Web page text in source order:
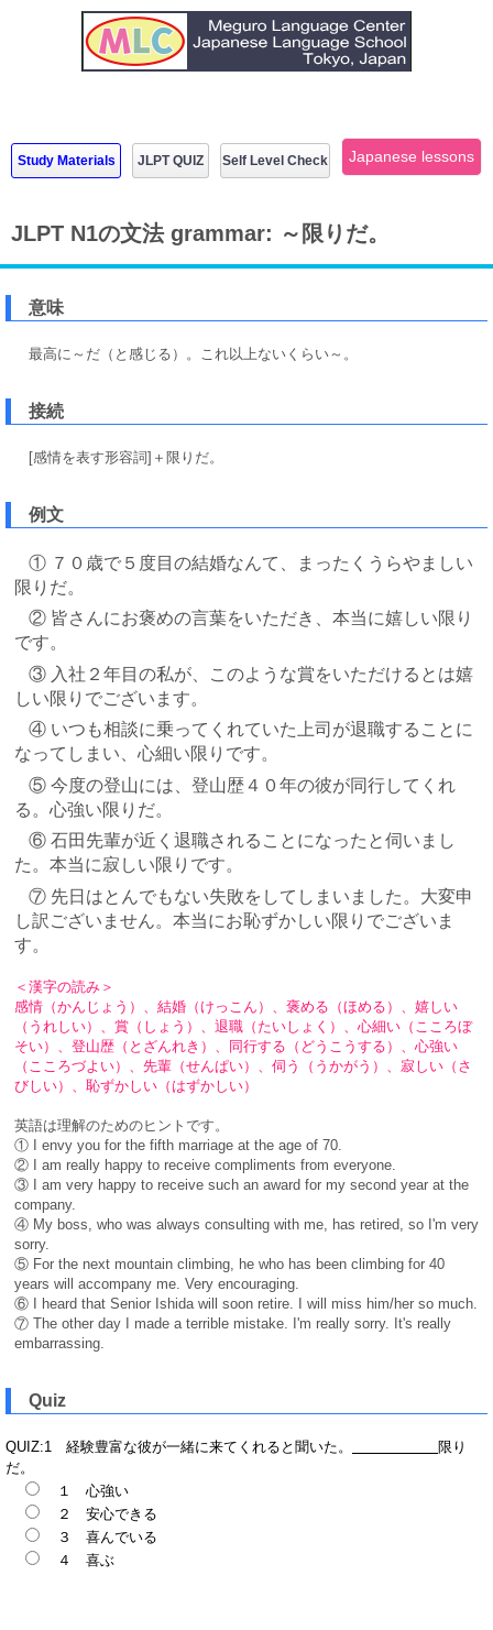
Study Materials JLPT QUIZ Self Level Check Japanese lessons
JLPT N1の文法 grammar: ～限りだ。
意味
最高に～だ（と感じる）。これ以上ないくらい～。
接続
[感情を表す形容詞]＋限りだ。
例文
① ７０歳で５度目の結婚なんて、まったくうらやましい
限りだ。
② 皆さんにお褒めの言葉をいただき、本当に嬉しい限り
です。
③ 入社２年目の私が、このような賞をいただけるとは嬉
しい限りでございます。
④ いつも相談に乗ってくれていた上司が退職することに
なってしまい、心細い限りです。
⑤ 今度の登山には、登山歴４０年の彼が同行してくれ
る。心強い限りだ。
⑥ 石田先輩が近く退職されることになったと伺いまし
た。本当に寂しい限りです。
⑦ 先日はとんでもない失敗をしてしまいました。大変申
し訳ございません。 本当にお恥ずかしい限りでございま
す。
＜漢字の読み＞
感情（かんじょう）、結婚（けっこん）、褒める（ほめる）、嬉しい
（うれしい）、賞（しょう）、退職（たいしょく）、心細い（こころぼ
そい）、登山歴（とざんれき）、同行する（どうこうする）、心強い
（こころづよい）、先輩（せんぱい）、伺う（うかがう）、寂しい（さ
びしい）、恥ずかしい（はずかしい）
英語は理解のためのヒントです。
① I envy you for the fifth marriage at the age of 70.
② I am really happy to receive compliments from everyone.
③ I am very happy to receive such an award for my second year at the
company.
④ My boss, who was always consulting with me, has retired, so I'm very
sorry.
⑤ For the next mountain climbing, he who has been climbing for 40
years will accompany me. Very encouraging.
⑥ I heard that Senior Ishida will soon retire. I will miss him/her so much.
⑦ The other day I made a terrible mistake. I'm really sorry. It's really
embarrassing.
Quiz
QUIZ:1 経験豊富な彼が一緒に来てくれると聞いた。
限り
だ。
１ 心強い
２ 安心できる
３ 喜んでいる
４ 喜ぶ